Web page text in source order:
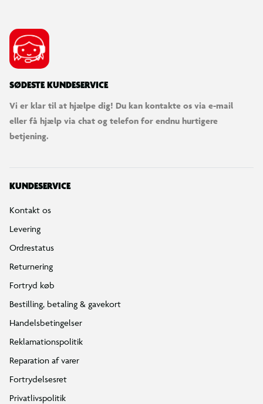
SØDESTE KUNDESERVICE
Vi er klar til at hjælpe dig! Du kan kontakte os via e-mail
eller få hjælp via chat og telefon for endnu hurtigere
betjening.
KUNDESERVICE
Kontakt os
Levering
Ordrestatus
Returnering
Fortryd køb
Bestilling, betaling & gavekort
Handelsbetingelser
Reklamationspolitik
Reparation af varer
Fortrydelsesret
Privatlivspolitik